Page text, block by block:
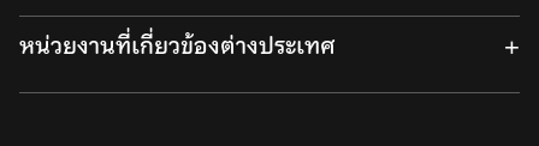
สำนักงานประกันสังคม
สำนักงานสถิติแห่งชาติ
สำนักงานหลักประกันสุขภาพแห่งชาติ (สปสช.)
หน่วยงานที่เกี่ยวข้องต่างประเทศ
International domestic worker federation (IDWF)